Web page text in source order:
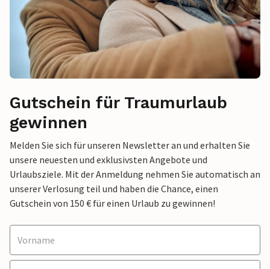
Gutschein für Traumurlaub
gewinnen
Melden Sie sich für unseren Newsletter an und erhalten Sie
unsere neuesten und exklusivsten Angebote und
Urlaubsziele. Mit der Anmeldung nehmen Sie automatisch an
unserer Verlosung teil und haben die Chance, einen
Gutschein von 150 € für einen Urlaub zu gewinnen!